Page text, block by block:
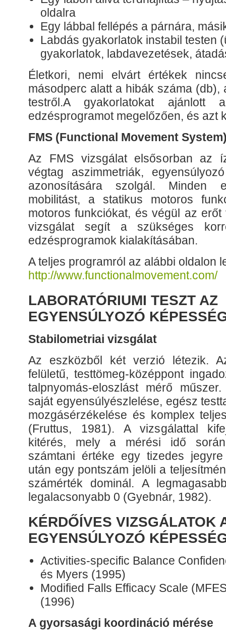
oldalra
Egy lábbal fellépés a párnára,
Labdás gyakorlatok instabil testen
gyakorlatok, labdavezetések,
Életkori, nemi elvárt értékek
másodperc alatt a hibák száma (db),
testről.A gyakorlatokat ajánlott
edzésprogramot megelőzően, és azt
FMS (Functional Movement
Az FMS vizsgálat elsősorban az
végtag aszimmetriák,
azonosítására szolgál. Minden
mobilitást, a statikus motoros
motoros funkciókat, és végül az erőt
vizsgálat segít a szükséges
edzésprogramok kialakításában.
A teljes programról az alábbi oldalon
http://www.functionalmovement.com/
LABORATÓRIUMI TESZT AZ
EGYENSÚLYOZÓ
Stabilometriai vizsgálat
Az eszközből két verzió létezik.
felületű, testtömeg-középpont
talpnyomás-eloszlást mérő
saját egyensúlyészlelése, egész
mozgásérzékelése és komplex
(Fruttus, 1981). A vizsgálattal
kitérés, mely a mérési idő
számtani értéke egy tizedes
után egy pontszám jelöli a
számérték dominál. A
legalacsonyabb 0 (Gyebnár, 1982).
KÉRDŐÍVES VIZSGÁLATOK
EGYENSÚLYOZÓ
Activities-specific Balance
és Myers (1995)
Modified Falls Efficacy Scale
(1996)
A gyorsasági koordináció mérése